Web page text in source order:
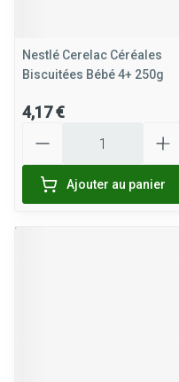
Nestlé Cerelac Céréales
Biscuitées Bébé 4+ 250g
4,17 €
Ajouter au panier